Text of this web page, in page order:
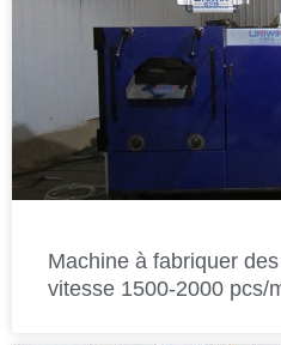
Machine à fabriquer
vitesse 1500-2000 pcs/